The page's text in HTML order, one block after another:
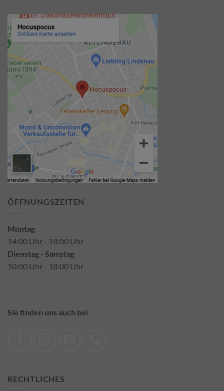
ÖFFNUNGSZEITEN
Montag
14:00 Uhr - 18:00 Uhr
Dienstag - Samstag
10:00 Uhr - 18:00 Uhr
Sie finden uns auch bei
RECHTLICHES